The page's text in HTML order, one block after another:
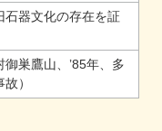
器文化の存在を証
巣鷹山、’85年、多
）